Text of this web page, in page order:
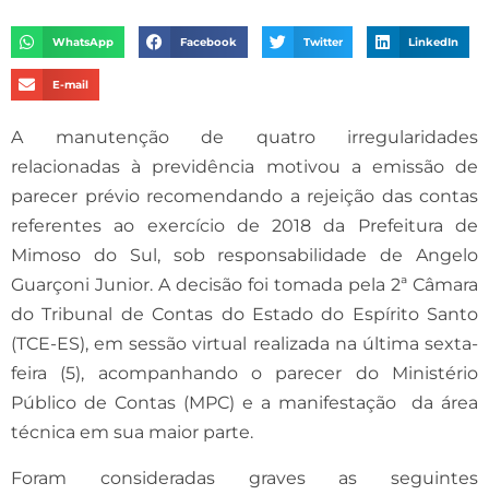
WhatsApp Facebook Twitter LinkedIn
E-mail
A manutenção de quatro irregularidades
relacionadas à previdência motivou a emissão de
parecer prévio recomendando a rejeição das contas
referentes ao exercício de 2018 da Prefeitura de
Mimoso do Sul, sob responsabilidade de Angelo
Guarçoni Junior. A decisão foi tomada pela 2ª Câmara
do Tribunal de Contas do Estado do Espírito Santo
(TCE-ES), em sessão virtual realizada na última sexta-
feira (5), acompanhando o parecer do Ministério
Público de Contas (MPC) e a manifestação da área
técnica em sua maior parte.
Foram consideradas graves as seguintes